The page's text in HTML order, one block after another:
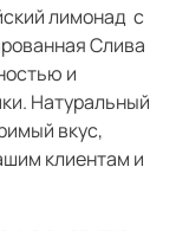
лимонад с
Слива
и
Натуральный
вкус,
клиентам и